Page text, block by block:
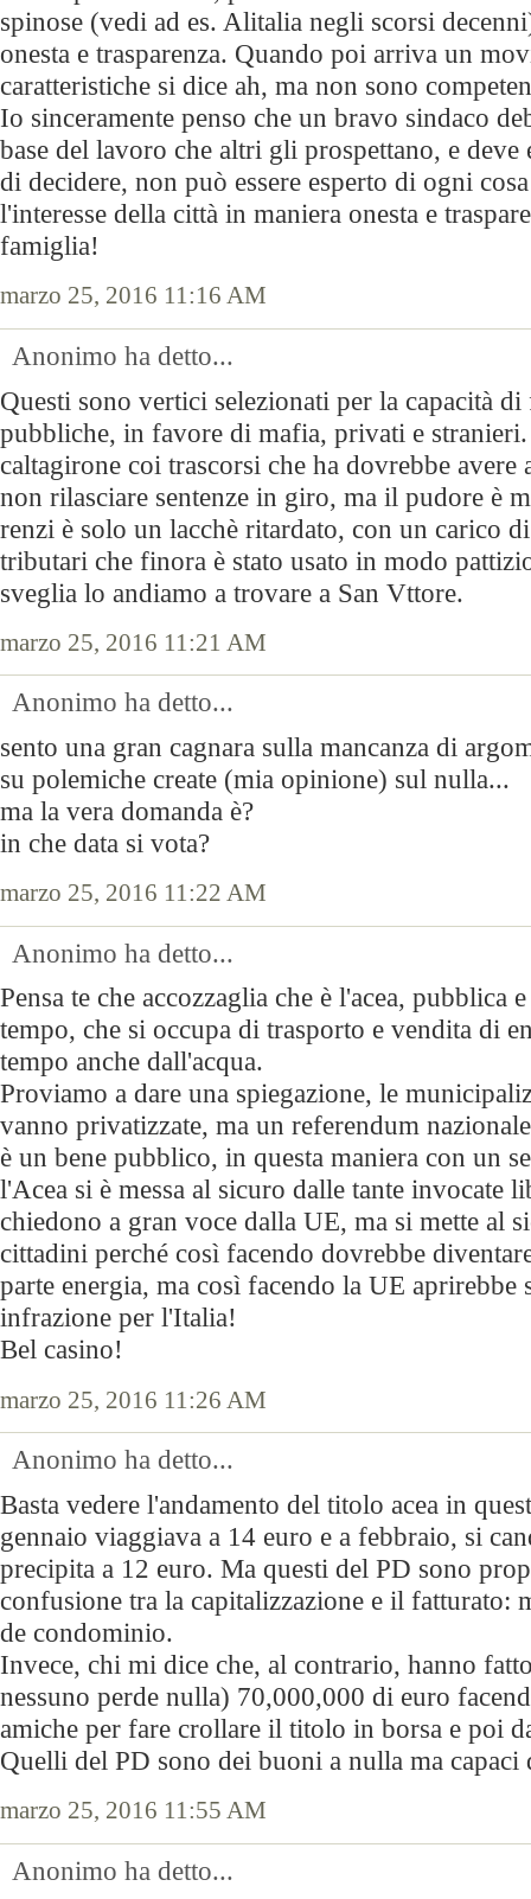
spinose (vedi ad es. Alitalia negli scorsi
onesta e trasparenza. Quando poi arriva un
caratteristiche si dice ah, ma non sono
Io sinceramente penso che un bravo sindaco
base del lavoro che altri gli prospettano, e deve
di decidere, non può essere esperto di ogni
l'interesse della città in maniera onesta e
famiglia!
marzo 25, 2016 11:16 AM
Anonimo ha detto...
Questi sono vertici selezionati per la capacità
pubbliche, in favore di mafia, privati e stranieri.
caltagirone coi trascorsi che ha dovrebbe
non rilasciare sentenze in giro, ma il pudore è
renzi è solo un lacchè ritardato, con un carico
tributari che finora è stato usato in modo
sveglia lo andiamo a trovare a San Vttore.
marzo 25, 2016 11:21 AM
Anonimo ha detto...
sento una gran cagnara sulla mancanza di
su polemiche create (mia opinione) sul nulla...
ma la vera domanda è?
in che data si vota?
marzo 25, 2016 11:22 AM
Anonimo ha detto...
Pensa te che accozzaglia che è l'acea, pubblica
tempo, che si occupa di trasporto e vendita di
tempo anche dall'acqua.
Proviamo a dare una spiegazione, le
vanno privatizzate, ma un referendum
è un bene pubblico, in questa maniera con un
l'Acea si è messa al sicuro dalle tante invocate
chiedono a gran voce dalla UE, ma si mette al
cittadini perché così facendo dovrebbe
parte energia, ma così facendo la UE aprirebbe
infrazione per l'Italia!
Bel casino!
marzo 25, 2016 11:26 AM
Anonimo ha detto...
Basta vedere l'andamento del titolo acea in
gennaio viaggiava a 14 euro e a febbraio, si
precipita a 12 euro. Ma questi del PD sono
confusione tra la capitalizzazione e il fatturato:
de condominio.
Invece, chi mi dice che, al contrario, hanno
nessuno perde nulla) 70,000,000 di euro
amiche per fare crollare il titolo in borsa e poi
Quelli del PD sono dei buoni a nulla ma capaci
marzo 25, 2016 11:55 AM
Anonimo ha detto...